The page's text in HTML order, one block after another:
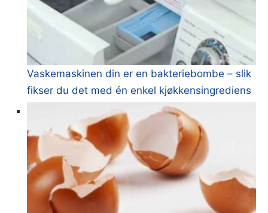
Vaskemaskinen din er en bakteriebombe – slik
fikser du det med én enkel kjøkkensingrediens